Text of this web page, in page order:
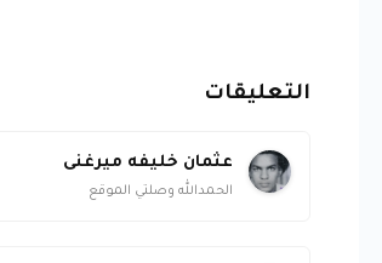
التعليقات
عثمان خليفه ميرغنى
الحمدالله وصلتي الموقع